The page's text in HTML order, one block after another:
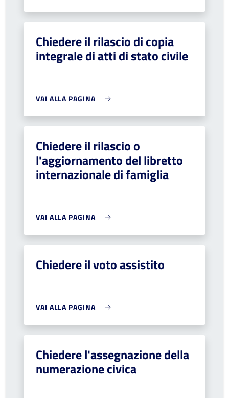
Chiedere il rilascio di copia
integrale di atti di stato civile
VAI ALLA PAGINA
Chiedere il rilascio o
l'aggiornamento del libretto
internazionale di famiglia
VAI ALLA PAGINA
Chiedere il voto assistito
VAI ALLA PAGINA
Chiedere l'assegnazione della
numerazione civica